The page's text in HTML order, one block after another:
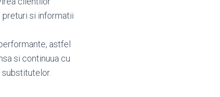
preturi si informatii
astfel
si continuua cu